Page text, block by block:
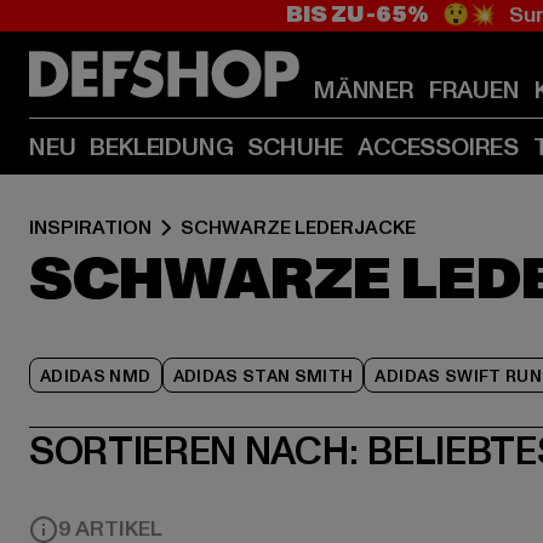
BIS ZU -65% 😲💥
MÄNNER FRAUEN
NEU BEKLEIDUNG SCHUHE ACCESSOIRES
INSPIRATION SCHWARZE LEDERJACKE
SCHWARZE
ADIDAS NMD ADIDAS STAN SMITH ADIDAS SWIFT RUN
SORTIEREN NACH:
9 ARTIKEL